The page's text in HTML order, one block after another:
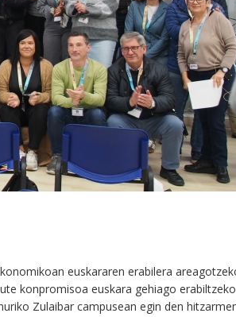
euskararen erabilera
konpromisoa euskara gehiago
Zulaibar campusean egin den